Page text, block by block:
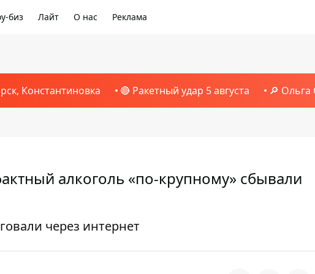
биз Лайт О нас Реклама
Константиновка 🔴 Ракетный удар 5 августа 🔎
алкоголь «по-крупному» сбывали
через интернет